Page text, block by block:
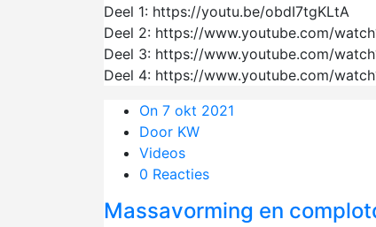
Deel 1: https://youtu.be/obdI7tgKLtA
Deel 2: https://www.youtube.com/
Deel 3: https://www.youtube.com/
Deel 4: https://www.youtube.com/
On 7 okt 2021
Door KW
Videos
0 Reacties
Massavorming en